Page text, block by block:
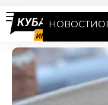
НОВОСТИ